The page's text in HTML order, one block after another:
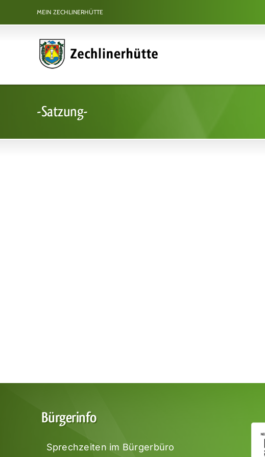
MEIN ZECHLINERHÜTTE
-Satzung-
Bürgerinfo
Sprechzeiten im Bürgerbüro